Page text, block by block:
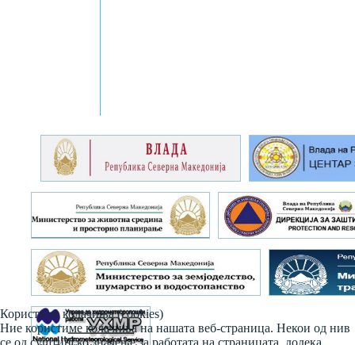
Користиме колачиња (cookies)
Ние користиме колачиња на нашата веб-страница. Некои од нив
се од суштинско значење за работата на страницата, додека